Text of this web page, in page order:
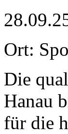
Ort:
Die
Hanau
für die